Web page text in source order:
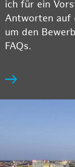
ich für ein
Antworten auf
um den
FAQs.